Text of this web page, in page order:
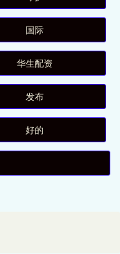
国际
华生配资
发布
好的